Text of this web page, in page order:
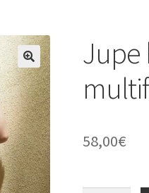
Jupe
58,00€